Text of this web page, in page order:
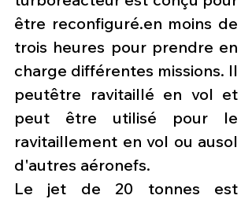
être reconfiguré.en moins de
trois heures pour prendre en
charge différentes missions. Il
peutêtre ravitaillé en vol et
peut être utilisé pour le
ravitaillement en vol ou ausol
d'autres aéronefs.
Le jet de 20 tonnes est